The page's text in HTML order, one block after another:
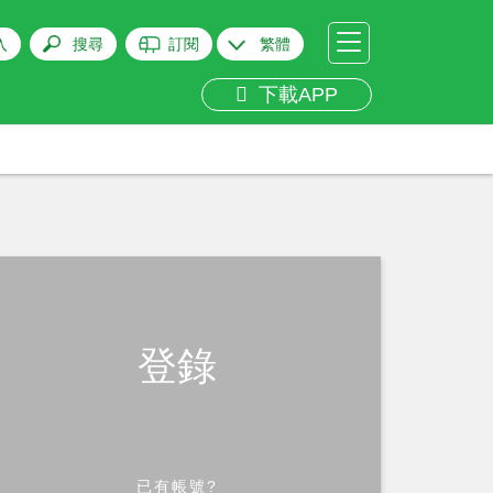
搜尋 訂閱 繁體
下載APP
登錄
已有帳號?